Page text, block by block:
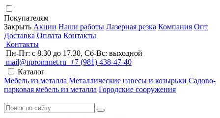
Покупателям
Закрыть Акции Наши работы Лазерная резка Компания Опт
Доставка Оплата Контакты
Контакты
Пн-Пт: с 8.30 до 17.30, Сб-Вс: выходной
mail@nprommet.ru +7 (981) 438-47-40
Каталог
Мебель из металла Металлические навесы и козырьки Садово-
парковая мебель из металла Городские сооружения